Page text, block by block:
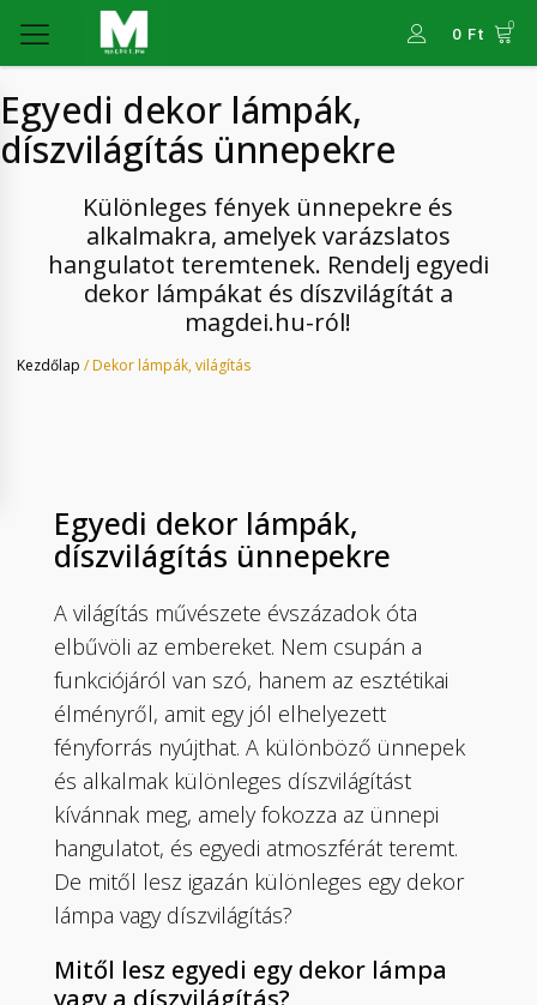
0 Ft 0
Egyedi dekor lámpák,
díszvilágítás ünnepekre
Különleges fények ünnepekre és
alkalmakra, amelyek varázslatos
hangulatot teremtenek. Rendelj egyedi
dekor lámpákat és díszvilágítát a
magdei.hu-ról!
Kezdőlap / Dekor lámpák, világítás
Egyedi dekor lámpák,
díszvilágítás ünnepekre
A világítás művészete évszázadok óta
elbűvöli az embereket. Nem csupán a
funkciójáról van szó, hanem az esztétikai
élményről, amit egy jól elhelyezett
fényforrás nyújthat. A különböző ünnepek
és alkalmak különleges díszvilágítást
kívánnak meg, amely fokozza az ünnepi
hangulatot, és egyedi atmoszférát teremt.
De mitől lesz igazán különleges egy dekor
lámpa vagy díszvilágítás?
Mitől lesz egyedi egy dekor lámpa
vagy a díszvilágítás?